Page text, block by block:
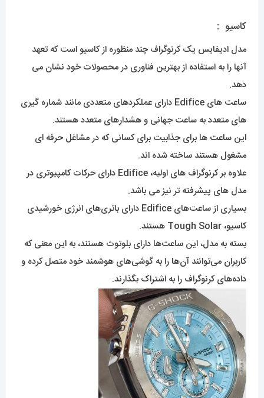
کاسیو :
مدل ادیفایس یک کرنوگراف چند منظوره از کاسیو است که تعهد
آنها را به استفاده از بهترین فناوری در محصولات خود نشان می
دهد.
ساعت های Edifice دارای عملکردهای متعددی مانند شماره گیری
های متعدد به ساعت جهانی و هشدارهای متعدد هستند.
این ساعت ها برای جذابیت برای کسانی که در مشاغل حرفه ای
مشغول هستند ساخته شده اند.
علاوه بر کرنوگراف های اولیه، Edifice دارای حرکات کامپیوتری در
مدل های پیشرفته تر نیز می باشد.
بسیاری از ساعت‌های Edifice دارای باتری‌های انرژی خورشیدی
کاسیو، Tough Solar هستند.
بسته به مدل، این ساعت‌ها دارای بلوتوث هستند، به این معنی که
کاربران می‌توانند آن‌ها را به گوشی‌های هوشمند خود متصل کرده و
داده‌های کرنوگراف را به اشتراک بگذارند.